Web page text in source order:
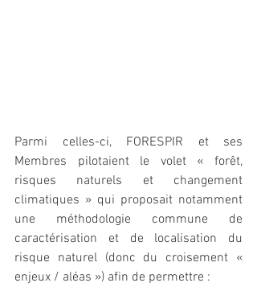
Parmi celles-ci, FORESPIR et ses
Membres pilotaient le volet « forêt,
risques naturels et changement
climatiques » qui proposait notamment
une méthodologie commune de
caractérisation et de localisation du
risque naturel (donc du croisement «
enjeux / aléas ») afin de permettre :